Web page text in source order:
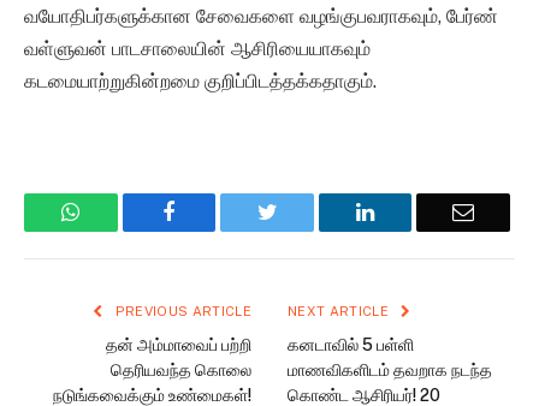
வயோதிபர்களுக்கான சேவைகளை வழங்குபவராகவும், பேர்ண்
வள்ளுவன் பாடசாலையின் ஆசிரியையாகவும்
கடமையாற்றுகின்றமை குறிப்பிடத்தக்கதாகும்.
WhatsAppFacebook Twitter LinkedIn Email
PREVIOUS ARTICLE
தன் அம்மாவைப் பற்றி
தெரியவந்த கொலை
நடுங்கவைக்கும் உண்மைகள்!
NEXT ARTICLE
கனடாவில் 5 பள்ளி
மாணவிகளிடம் தவறாக நடந்த
கொண்ட ஆசிரியர்! 20